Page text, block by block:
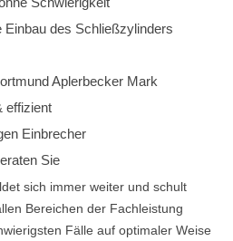
des Schließzylinders
Aplerbecker Mark
effizient
Einbrecher
Sie
sich immer weiter und schult
Bereichen der Fachleistung
Fälle auf optimaler Weise